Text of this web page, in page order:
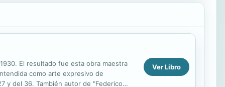
El resultado fue esta obra maestra
como arte expresivo de
y del 36. También autor de "Federico
Ver Libro